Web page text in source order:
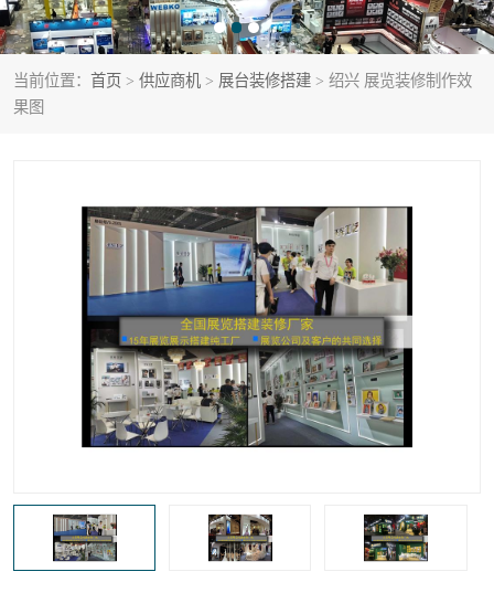
当前位置： 首页 > 供应商机 > 展台装修搭建 > 绍兴 展览装修制作效
果图
展会装修设计 展会搭建
活动策划 展会服务